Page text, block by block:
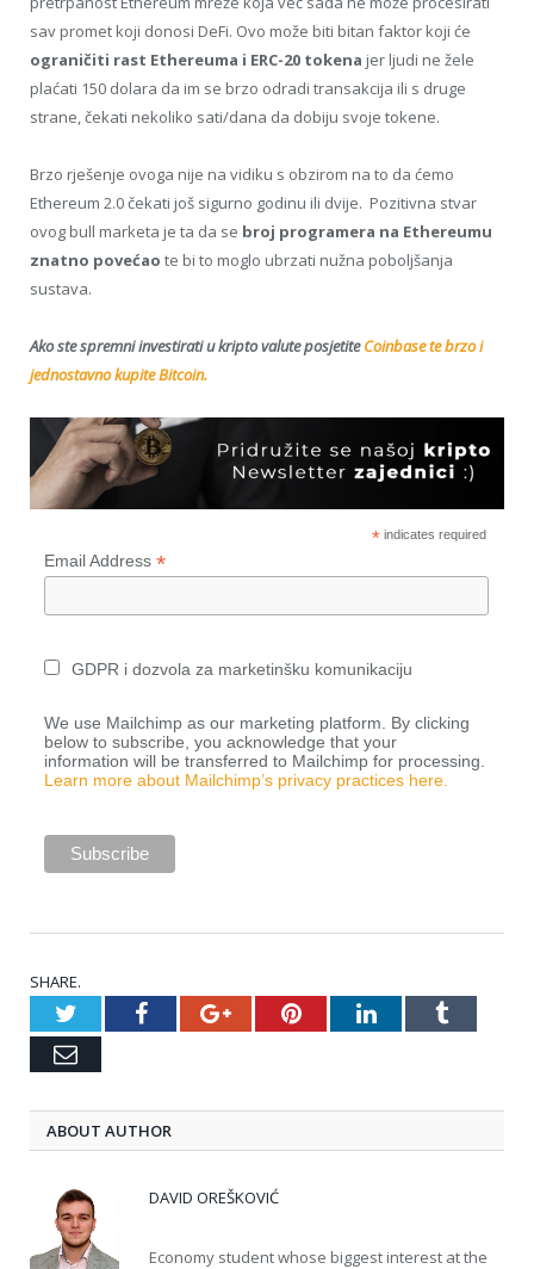
sav promet koji donosi DeFi. Ovo može biti bitan faktor koji će
ograničiti rast Ethereuma i ERC-20 tokena jer ljudi ne žele
plaćati 150 dolara da im se brzo odradi transakcija ili s druge
strane, čekati nekoliko sati/dana da dobiju svoje tokene.
Brzo rješenje ovoga nije na vidiku s obzirom na to da ćemo
Ethereum 2.0 čekati još sigurno godinu ili dvije. Pozitivna stvar
ovog bull marketa je ta da se broj programera na Ethereumu
znatno povećao te bi to moglo ubrzati nužna poboljšanja
sustava.
Ako ste spremni investirati u kripto valute posjetiteCoinbase te brzo i
jednostavno kupite Bitcoin.
*indicates required
Email Address *
GDPR i dozvola za marketinšku komunikaciju
We use Mailchimp as our marketing platform. By clicking
below to subscribe, you acknowledge that your
information will be transferred to Mailchimp for processing.
Learn more about Mailchimp’s privacy practices here.
SHARE.
TwitterFacebookGoogle+PinterestLinkedInTumblr
Email
ABOUT AUTHOR
DAVID OREŠKOVIĆ
Economy student whose biggest interest at the